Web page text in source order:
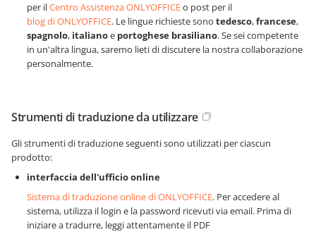
per ilCentro Assistenza ONLYOFFICEo post per il
blog di ONLYOFFICE. Le lingue richieste sono tedesco,francese,
spagnolo, italianoe portoghese brasiliano. Se sei competente
in un'altra lingua, saremo lieti di discutere la nostra collaborazione
personalmente.
Strumenti di traduzione da utilizzare
Gli strumenti di traduzione seguenti sono utilizzati per ciascun
prodotto:
interfaccia dell'ufficio online
Sistema di traduzione online di ONLYOFFICE. Per accedere al
sistema, utilizza il login e la password ricevuti via email. Prima di
iniziare a tradurre, leggi attentamente il PDF